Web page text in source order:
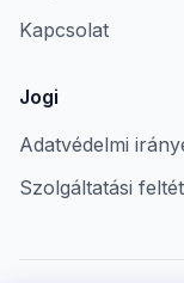
Kapcsolat
Jogi
Adatvédelmi
Szolgáltatási